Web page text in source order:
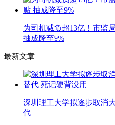
为司机减负超13亿！市监
抽成降至9%
最新文章
深圳理工大学拟逐步取消
代